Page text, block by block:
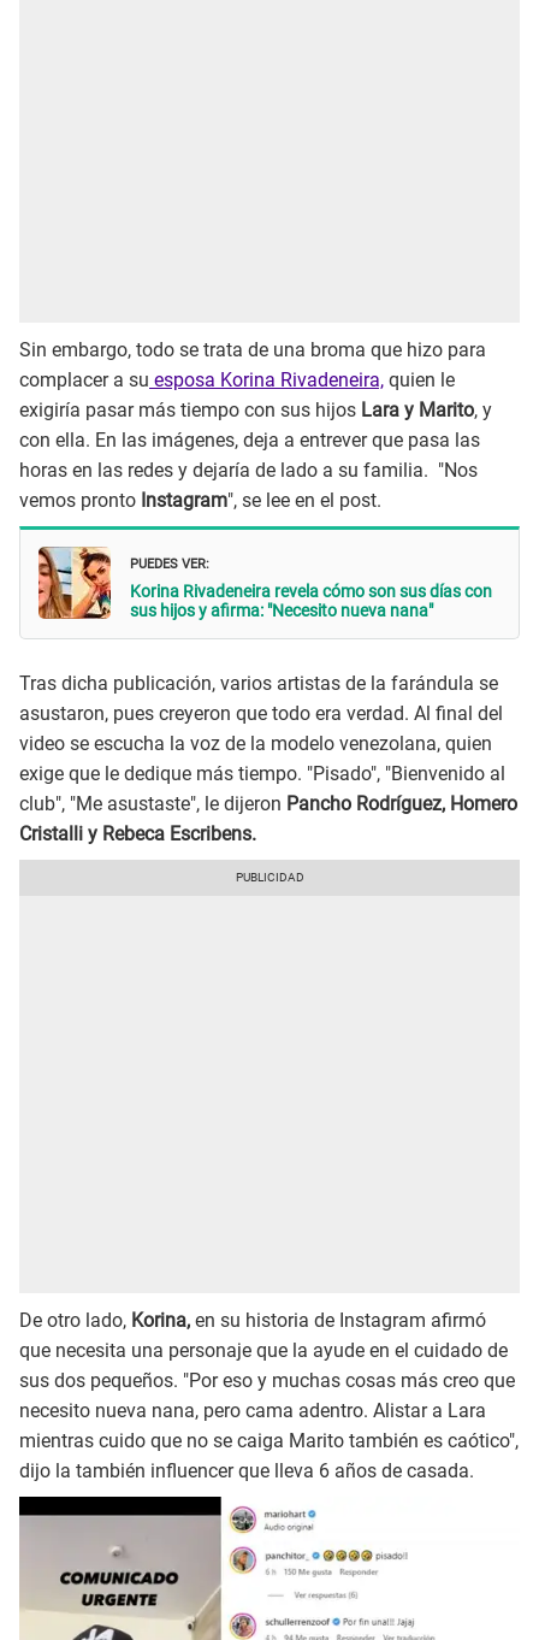
Sin embargo, todo se trata de una broma que hizo para
complacer a su esposa Korina Rivadeneira, quien le
exigiría pasar más tiempo con sus hijos Lara y Marito, y
con ella. En las imágenes, deja a entrever que pasa las
horas en las redes y dejaría de lado a su familia. "Nos
vemos pronto Instagram", se lee en el post.
PUEDES VER:
Korina Rivadeneira revela cómo son sus días con
sus hijos y afirma: "Necesito nueva nana"
Tras dicha publicación, varios artistas de la farándula se
asustaron, pues creyeron que todo era verdad. Al final del
video se escucha la voz de la modelo venezolana, quien
exige que le dedique más tiempo. "Pisado", "Bienvenido al
club", "Me asustaste", le dijeron Pancho Rodríguez, Homero
Cristalli y Rebeca Escribens.
De otro lado, Korina, en su historia de Instagram afirmó
que necesita una personaje que la ayude en el cuidado de
sus dos pequeños. "Por eso y muchas cosas más creo que
necesito nueva nana, pero cama adentro. Alistar a Lara
mientras cuido que no se caiga Marito también es caótico",
dijo la también influencer que lleva 6 años de casada.